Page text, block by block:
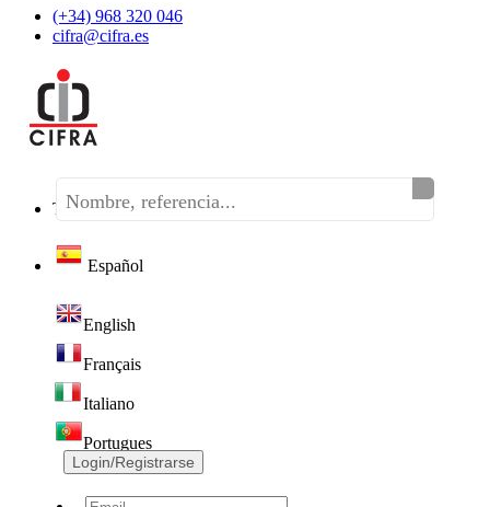
(+34) 968 320 046
cifra@cifra.es
Teléfono:(+34) 968 320 046
Español
English
Français
Italiano
Portugues
Login/Registrarse